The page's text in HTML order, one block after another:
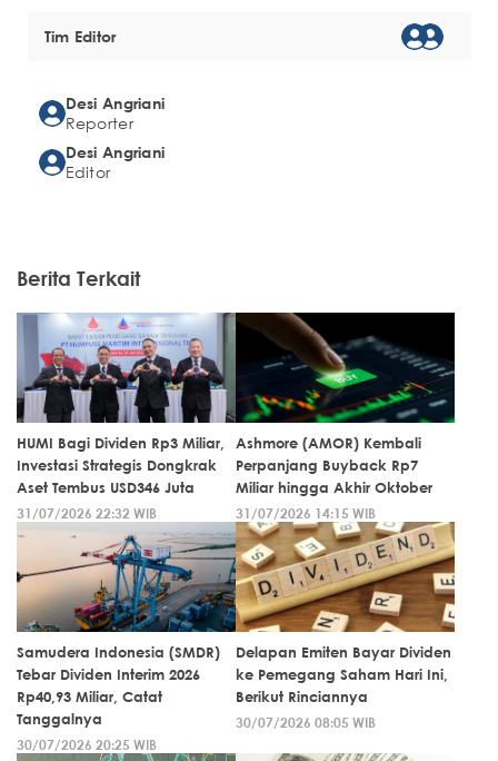
Tim Editor
Desi Angriani
Reporter
Desi Angriani
Editor
Berita Terkait
HUMI Bagi Dividen Rp3 Miliar,
Investasi Strategis Dongkrak
Aset Tembus USD346 Juta
31/07/2026 22:32 WIB
Ashmore (AMOR) Kembali
Perpanjang Buyback Rp7
Miliar hingga Akhir Oktober
31/07/2026 14:15 WIB
Samudera Indonesia (SMDR)
Tebar Dividen Interim 2026
Rp40,93 Miliar, Catat
Tanggalnya
30/07/2026 20:25 WIB
Delapan Emiten Bayar Dividen
ke Pemegang Saham Hari Ini,
Berikut Rinciannya
30/07/2026 08:05 WIB